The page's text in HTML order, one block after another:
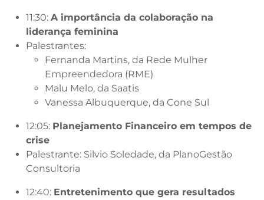
11:30: A importância da colaboração na
liderança feminina
Palestrantes:
Fernanda Martins, da Rede Mulher
Empreendedora (RME)
Malu Melo, da Saatis
Vanessa Albuquerque, da Cone Sul
12:05: Planejamento Financeiro em tempos de
crise
Palestrante: Silvio Soledade, da PlanoGestão
Consultoria
12:40: Entretenimento que gera resultados